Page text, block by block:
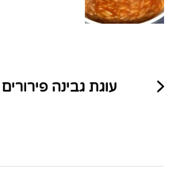
עוגת גבינה פירורים